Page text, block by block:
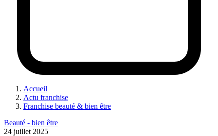
Accueil
Actu franchise
Franchise beauté & bien être
Beauté - bien être
24 juillet 2025